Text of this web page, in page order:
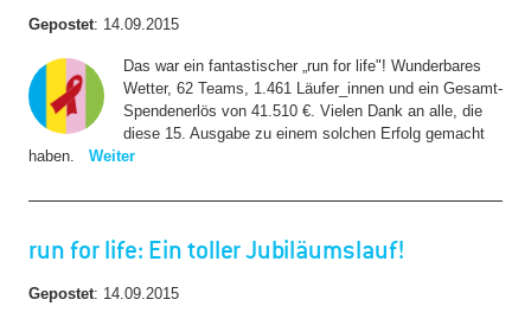
Gepostet: 14.09.2015
Das war ein fantastischer „run for life"! Wunderbares
Wetter, 62 Teams, 1.461 Läufer_innen und ein Gesamt-
Spendenerlös von 41.510 €. Vielen Dank an alle, die
diese 15. Ausgabe zu einem solchen Erfolg gemacht
haben.
Weiter
run for life: Ein toller Jubiläumslauf!
Gepostet: 14.09.2015